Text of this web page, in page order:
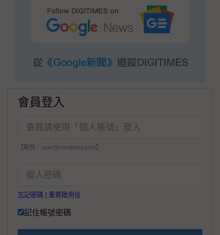
會員登入
【範例：user@company.com】
忘記密碼 重寄啟用信
記住帳號密碼